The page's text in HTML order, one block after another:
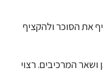
את הסוכר ולהקציף
המרכיבים. רצוי